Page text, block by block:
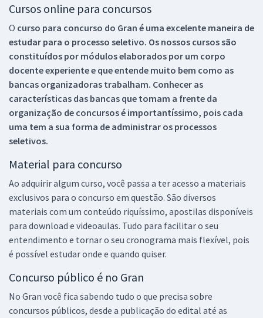
Cursos online para concursos
O curso para concurso do Gran é uma excelente maneira de
estudar para o processo seletivo. Os nossos cursos são
constituídos por módulos elaborados por um corpo
docente experiente e que entende muito bem como as
bancas organizadoras trabalham. Conhecer as
características das bancas que tomam a frente da
organização de concursos é importantíssimo, pois cada
uma tem a sua forma de administrar os processos
seletivos.
Material para concurso
Ao adquirir algum curso, você passa a ter acesso a materiais
exclusivos para o concurso em questão. São diversos
materiais com um conteúdo riquíssimo, apostilas disponíveis
para download e videoaulas. Tudo para facilitar o seu
entendimento e tornar o seu cronograma mais flexível, pois
é possível estudar onde e quando quiser.
Concurso público é no Gran
No Gran você fica sabendo tudo o que precisa sobre
concursos públicos, desde a publicação do edital até as